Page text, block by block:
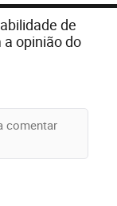
de
opinião do